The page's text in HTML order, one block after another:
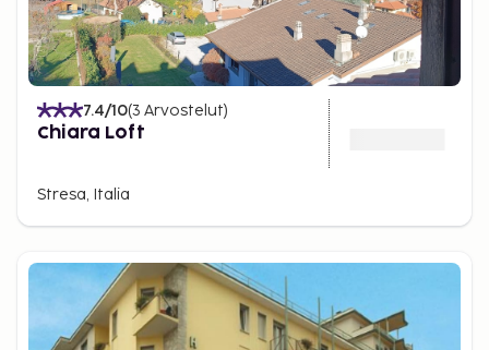
7.4/10(3 Arvostelut)
Chiara Loft
Stresa, Italia